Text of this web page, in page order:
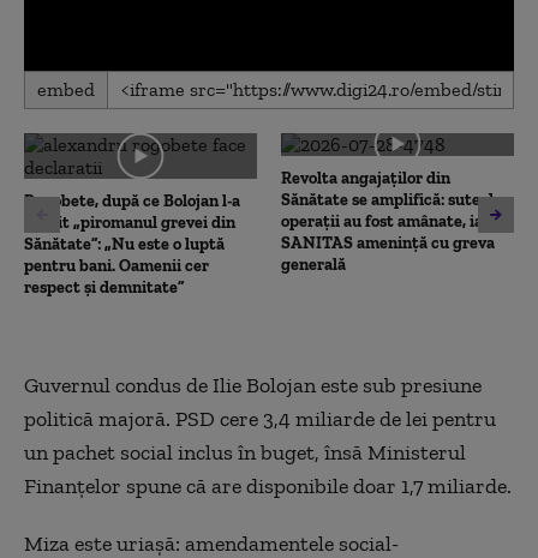
0
seconds
0
seconds
embed
Rogobete, după ce Bolojan l-a
numit „piromanul grevei din
Sănătate”: „Nu este o luptă
pentru bani. Oamenii cer
respect și demnitate”
Revolta angajaților din
Sănătate se amplifică: sute de
operații au fost amânate, iar
SANITAS amenință cu greva
generală
Guvernul condus de Ilie Bolojan este sub presiune
politică majoră. PSD cere 3,4 miliarde de lei pentru
un pachet social inclus în buget, însă Ministerul
Finanțelor spune că are disponibile doar 1,7 miliarde.
Miza este uriașă: amendamentele social-